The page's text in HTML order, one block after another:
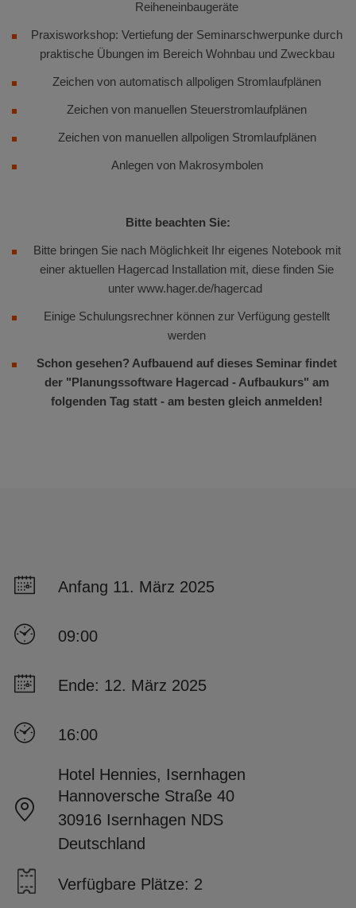
Reiheneinbaugeräte
Praxisworkshop: Vertiefung der Seminarschwerpunke durch
praktische Übungen im Bereich Wohnbau und Zweckbau
Zeichen von automatisch allpoligen Stromlaufplänen
Zeichen von manuellen Steuerstromlaufplänen
Zeichen von manuellen allpoligen Stromlaufplänen
Anlegen von Makrosymbolen
Bitte beachten Sie:
Bitte bringen Sie nach Möglichkeit Ihr eigenes Notebook mit
einer aktuellen Hagercad Installation mit, diese finden Sie
unter www.hager.de/hagercad
Einige Schulungsrechner können zur Verfügung gestellt
werden
Schon gesehen? Aufbauend auf dieses Seminar findet
der "Planungssoftware Hagercad - Aufbaukurs" am
folgenden Tag statt - am besten gleich anmelden!
Anfang 11. März 2025
09:00
Ende: 12. März 2025
16:00
Hotel Hennies, Isernhagen
Hannoversche Straße 40
30916 Isernhagen NDS
Deutschland
Verfügbare Plätze: 2